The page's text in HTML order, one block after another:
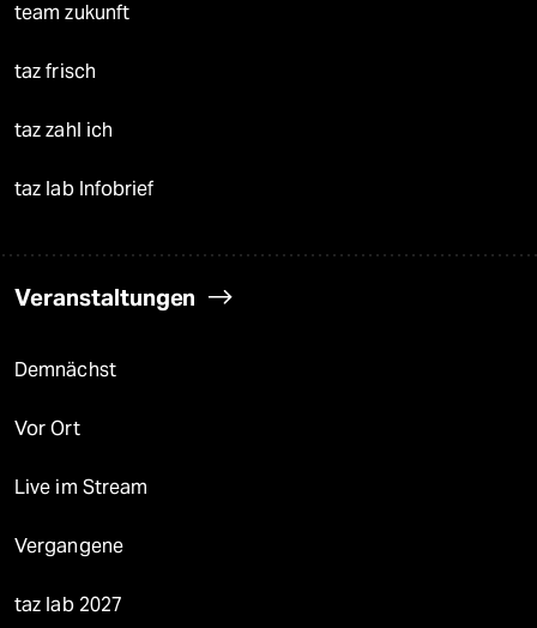
team zukunft
taz frisch
taz zahl ich
taz lab Infobrief
Veranstaltungen
Demnächst
Vor Ort
Live im Stream
Vergangene
taz lab 2027